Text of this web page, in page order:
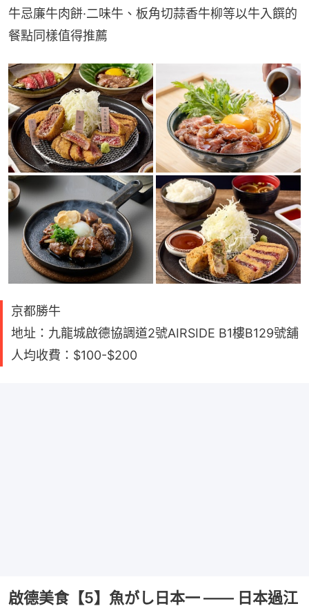
牛忌廉牛肉餅·二味牛、板角切蒜香牛柳等以牛入饌的
餐點同樣值得推薦
京都勝牛
地址：九龍城啟德協調道2號AIRSIDE B1樓B129號舖
人均收費：$100-$200
啟德美食【5】魚がし日本一 —— 日本過江